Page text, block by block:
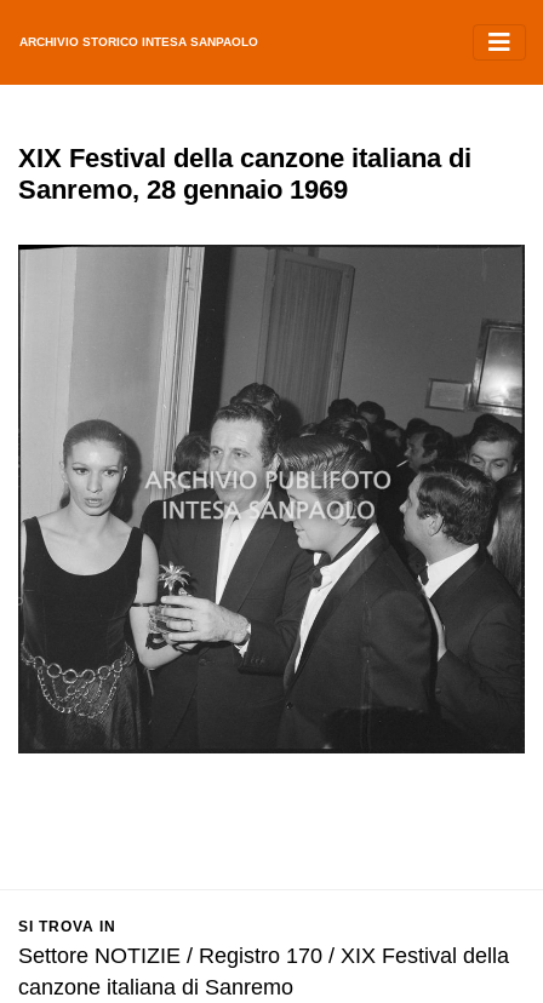
ARCHIVIO STORICO INTESA SANPAOLO
XIX Festival della canzone italiana di
Sanremo, 28 gennaio 1969
SI TROVA IN
Settore NOTIZIE / Registro 170 / XIX Festival della
canzone italiana di Sanremo